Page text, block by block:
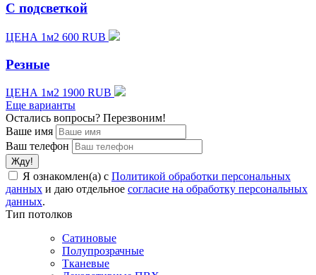
С подсветкой
ЦЕНА 1м2 600 RUB
Резные
ЦЕНА 1м2 1900 RUB
Еще варианты
Остались вопросы? Перезвоним!
Ваше имя
Ваш телефон
Я ознакомлен(а) с Политикой обработки персональных
данных и даю отдельное согласие на обработку персональных
данных.
Тип потолков
Сатиновые
Полупрозрачные
Тканевые